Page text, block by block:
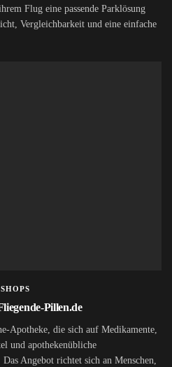
Flug eine passende Parklösung
Vergleichbarkeit und eine einfache
SHOPS
Pillen.de
Apotheke, die sich auf Medikamente,
und apothekenübliche
Angebot richtet sich an Menschen,